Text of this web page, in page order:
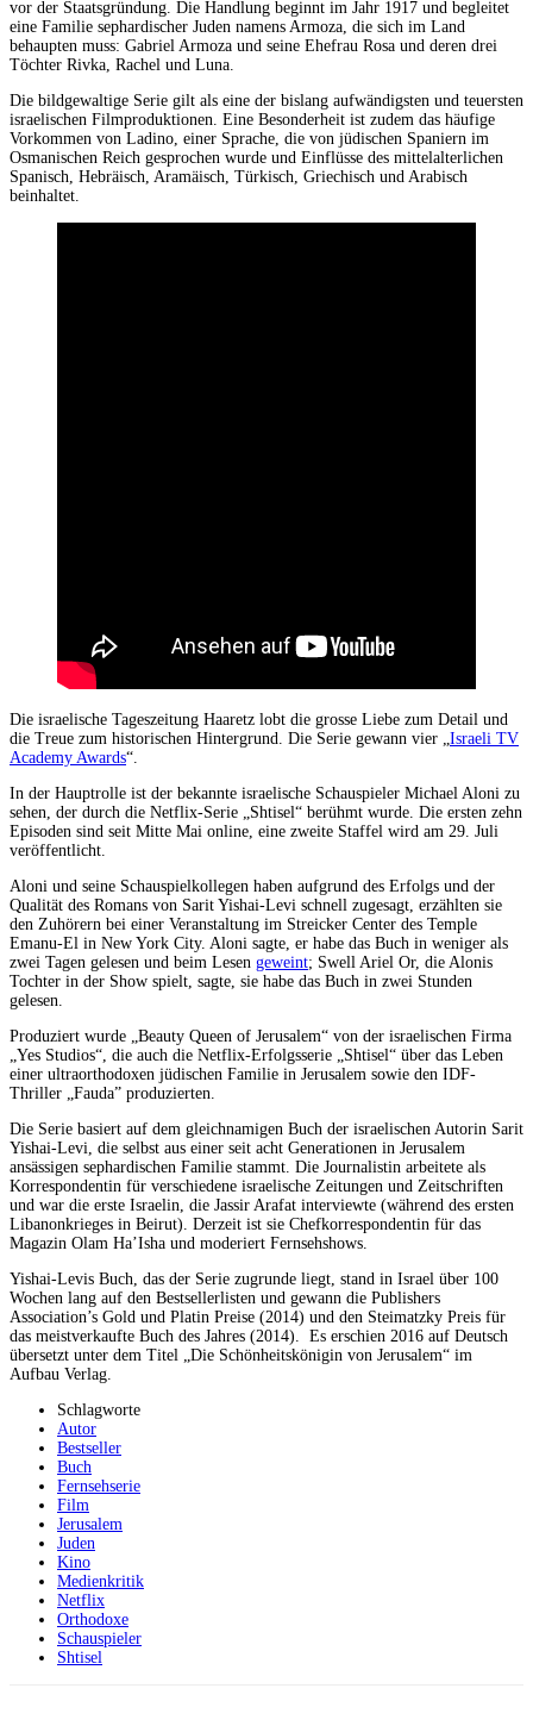
vor der Staatsgründung. Die Handlung beginnt im Jahr 1917 und begleitet
eine Familie sephardischer Juden namens Armoza, die sich im Land
behaupten muss: Gabriel Armoza und seine Ehefrau Rosa und deren drei
Töchter Rivka, Rachel und Luna.
Die bildgewaltige Serie gilt als eine der bislang aufwändigsten und teuersten
israelischen Filmproduktionen. Eine Besonderheit ist zudem das häufige
Vorkommen von Ladino, einer Sprache, die von jüdischen Spaniern im
Osmanischen Reich gesprochen wurde und Einflüsse des mittelalterlichen
Spanisch, Hebräisch, Aramäisch, Türkisch, Griechisch und Arabisch
beinhaltet.
Die israelische Tageszeitung Haaretz lobt die grosse Liebe zum Detail und
die Treue zum historischen Hintergrund. Die Serie gewann vier „ Israeli TV
Academy Awards“.
In der Hauptrolle ist der bekannte israelische Schauspieler Michael Aloni zu
sehen, der durch die Netflix-Serie „Shtisel“ berühmt wurde. Die ersten zehn
Episoden sind seit Mitte Mai online, eine zweite Staffel wird am 29. Juli
veröffentlicht.
Aloni und seine Schauspielkollegen haben aufgrund des Erfolgs und der
Qualität des Romans von Sarit Yishai-Levi schnell zugesagt, erzählten sie
den Zuhörern bei einer Veranstaltung im Streicker Center des Temple
Emanu-El in New York City. Aloni sagte, er habe das Buch in weniger als
zwei Tagen gelesen und beim Lesen geweint; Swell Ariel Or, die Alonis
Tochter in der Show spielt, sagte, sie habe das Buch in zwei Stunden
gelesen.
Produziert wurde „Beauty Queen of Jerusalem“ von der israelischen Firma
„Yes Studios“, die auch die Netflix-Erfolgsserie „Shtisel“ über das Leben
einer ultraorthodoxen jüdischen Familie in Jerusalem sowie den IDF-
Thriller „Fauda” produzierten.
Die Serie basiert auf dem gleichnamigen Buch der israelischen Autorin Sarit
Yishai-Levi, die selbst aus einer seit acht Generationen in Jerusalem
ansässigen sephardischen Familie stammt. Die Journalistin arbeitete als
Korrespondentin für verschiedene israelische Zeitungen und Zeitschriften
und war die erste Israelin, die Jassir Arafat interviewte (während des ersten
Libanonkrieges in Beirut). Derzeit ist sie Chefkorrespondentin für das
Magazin Olam Ha’Isha und moderiert Fernsehshows.
Yishai-Levis Buch, das der Serie zugrunde liegt, stand in Israel über 100
Wochen lang auf den Bestsellerlisten und gewann die Publishers
Association’s Gold und Platin Preise (2014) und den Steimatzky Preis für
das meistverkaufte Buch des Jahres (2014). Es erschien 2016 auf Deutsch
übersetzt unter dem Titel „Die Schönheitskönigin von Jerusalem“ im
Aufbau Verlag.
Schlagworte
Autor
Bestseller
Buch
Fernsehserie
Film
Jerusalem
Juden
Kino
Medienkritik
Netflix
Orthodoxe
Schauspieler
Shtisel